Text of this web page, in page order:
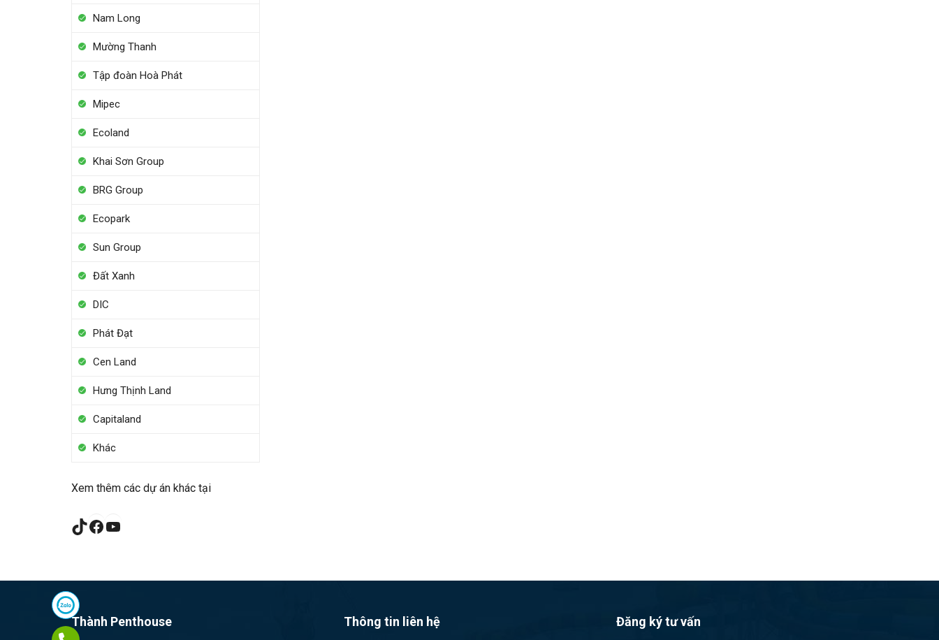
Nam Long
Mường Thanh
Tập đoàn Hoà Phát
Mipec
Ecoland
Khai Sơn Group
BRG Group
Ecopark
Sun Group
Đất Xanh
DIC
Phát Đạt
Cen Land
Hưng Thịnh Land
Capitaland
Khác
Xem thêm các dự án khác tại
TikTok
Facebook
Thành Penthouse Thông tin liên hệ Đăng ký tư vấn